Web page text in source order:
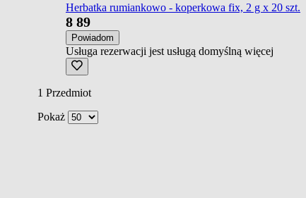
Herbatka rumiankowo - koperkowa fix, 2 g x 20 szt.
8 89
Powiadom
Usługa rezerwacji jest usługą domyślną więcej
1 Przedmiot
Pokaż